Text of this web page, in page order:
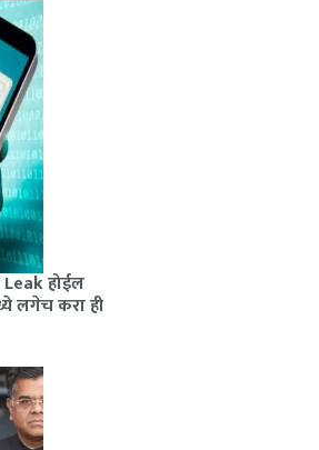
होईल
लगेच करा ही